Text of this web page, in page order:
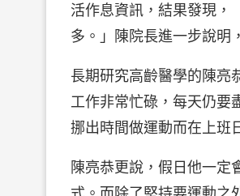
活作息資訊，結果發現，
多。」陳院長進一步說明
長期研究高齡醫學的陳亮
工作非常忙碌，每天仍要
挪出時間做運動而在上班
陳亮恭更說，假日他一定